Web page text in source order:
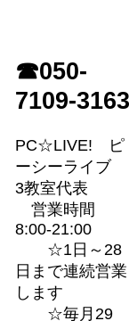
☎050-
7109-3163
PC☆LIVE! ピ
ーシーライブ
3教室代表
営業時間
8:00-21:00
☆1日～28
日まで連続営業
します
☆毎月29